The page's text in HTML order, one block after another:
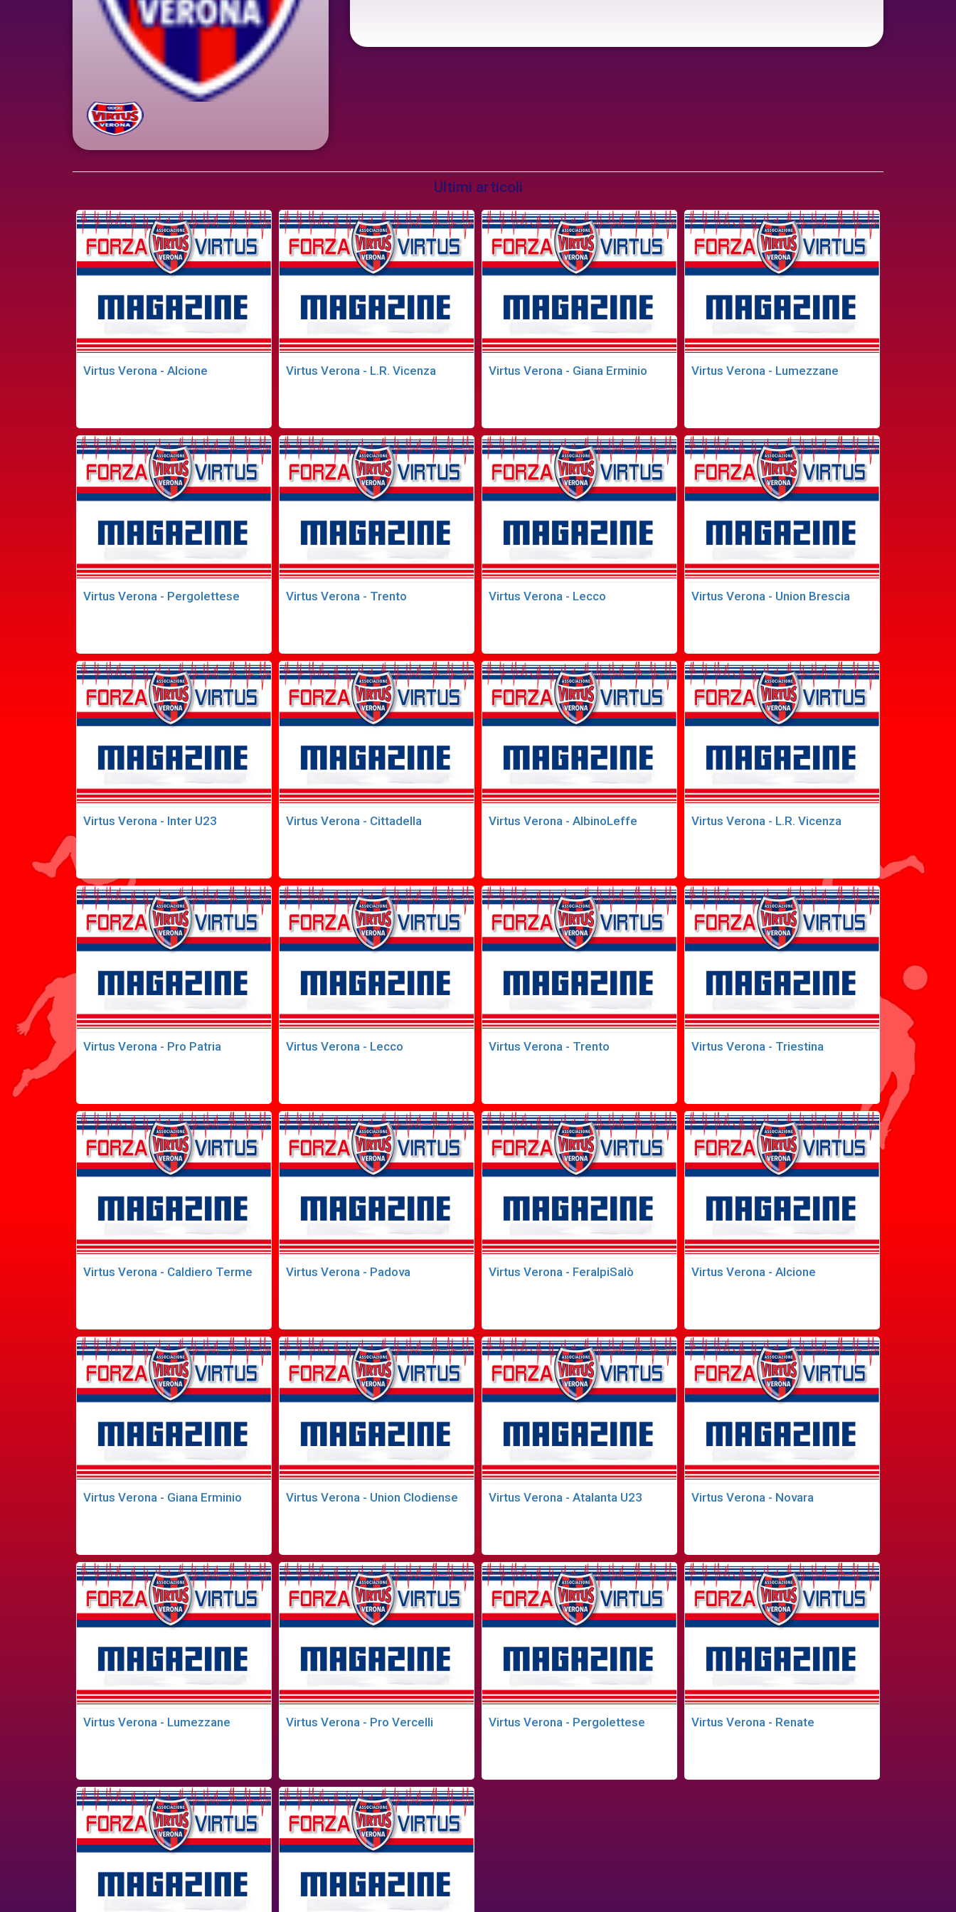
Ultimi articoli
Virtus Verona - Alcione Virtus Verona - L.R. Vicenza Virtus Verona - Giana Erminio Virtus Verona - Lumezzane
Virtus Verona - Pergolettese Virtus Verona - Trento Virtus Verona - Lecco Virtus Verona - Union Brescia
Virtus Verona - Inter U23 Virtus Verona - Cittadella Virtus Verona - AlbinoLeffe Virtus Verona - L.R. Vicenza
Virtus Verona - Pro Patria Virtus Verona - Lecco Virtus Verona - Trento Virtus Verona - Triestina
Virtus Verona - Caldiero Terme Virtus Verona - Padova Virtus Verona - FeralpiSalò Virtus Verona - Alcione
Virtus Verona - Giana Erminio Virtus Verona - Union Clodiense Virtus Verona - Atalanta U23 Virtus Verona - Novara
Virtus Verona - Lumezzane Virtus Verona - Pro Vercelli Virtus Verona - Pergolettese Virtus Verona - Renate